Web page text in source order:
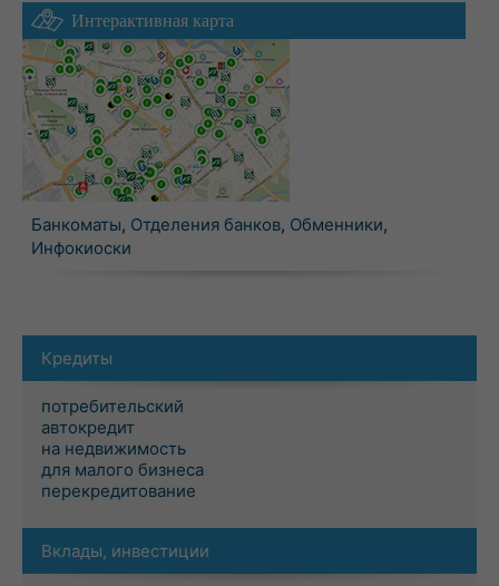
Интерактивная карта
Банкоматы, Отделения банков, Обменники,
Инфокиоски
Кредиты
потребительский
автокредит
на недвижимость
для малого бизнеса
перекредитование
Вклады, инвестиции